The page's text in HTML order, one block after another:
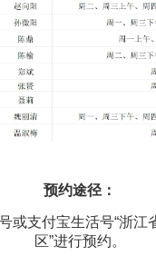
预约途径：
或支付宝生活号“浙江
区”进行预约。